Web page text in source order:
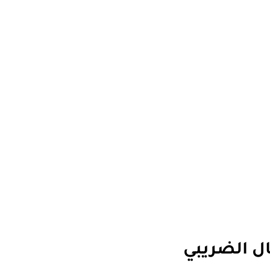
الضريبي